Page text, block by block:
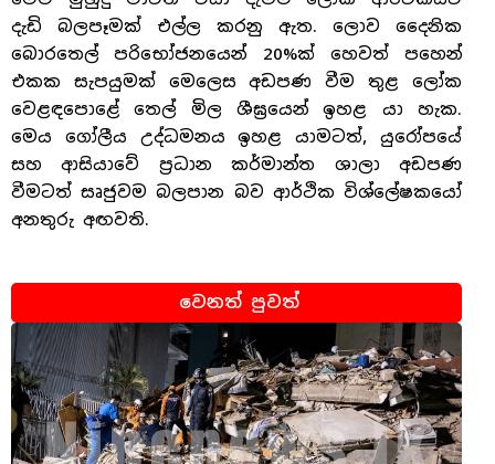
දැඩි බලපෑමක් එල්ල කරනු ඇත. ලොව දෛනික
බොරතෙල් පරිභෝජනයෙන් 20%ක් හෙවත් පහෙන්
එකක සැපයුමක් මෙලෙස අඩපණ වීම තුළ ලෝක
වෙළඳපොළේ තෙල් මිල ශීඝ්‍රයෙන් ඉහළ යා හැක.
මෙය ගෝලීය උද්ධමනය ඉහළ යාමටත්, යුරෝපයේ
සහ ආසියාවේ ප්‍රධාන කර්මාන්ත ශාලා අඩපණ
වීමටත් සෘජුවම බලපාන බව ආර්ථික විශ්ලේෂකයෝ
අනතුරු අඟවති.
වෙනත් පුවත්